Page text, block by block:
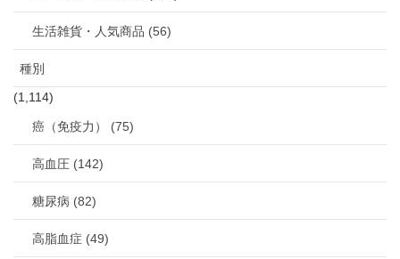
生活雑貨・人気商品 (56)
種別
(1,114)
癌（免疫力） (75)
高血圧 (142)
糖尿病 (82)
高脂血症 (49)